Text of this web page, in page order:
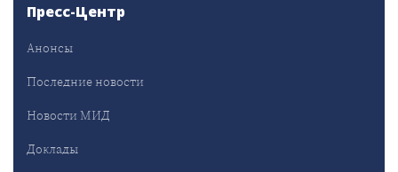
Пресс-Центр
Анонсы
Последние новости
Новости МИД
Доклады